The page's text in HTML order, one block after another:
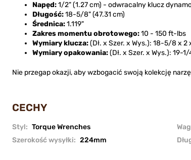
Napęd:1/2" (1.27 cm) - odwracalny klucz
Długość:18-5/8" (47.31 cm)
Średnica:1.119"
Zakres momentu obrotowego:10 - 150 ft-lbs
Wymiary klucza:(Dł. x Szer. x Wys.): 18-5/8 x 2
Wymiary opakowania:(Dł. x Szer. x Wys.): 19-
Nie przegap okazji, aby wzbogacić swoją kolekcję
CECHY
Styl: Torque Wrenches
Szerokość wysyłki: 224mm